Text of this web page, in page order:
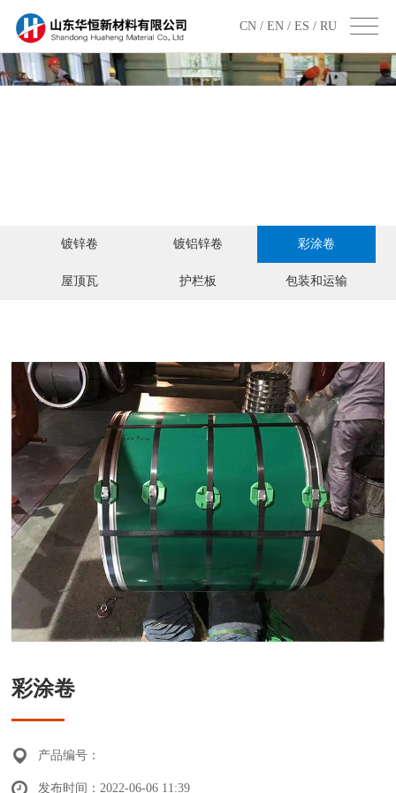
CN / EN / ES / RU
镀锌卷 镀铝锌卷 彩涂卷
屋顶瓦 护栏板 包装和运输
彩涂卷
产品编号：
发布时间：2022-06-06 11:39